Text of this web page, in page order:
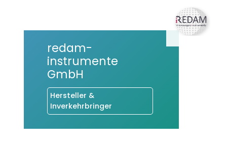
redam-
instrumente
GmbH
Hersteller &
Inverkehrbringer